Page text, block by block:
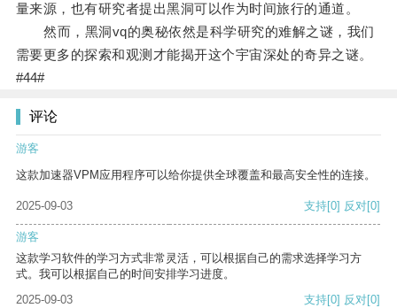
量来源，也有研究者提出黑洞可以作为时间旅行的通道。
然而，黑洞vq的奥秘依然是科学研究的难解之谜，我们
需要更多的探索和观测才能揭开这个宇宙深处的奇异之谜。
#44#
评论
游客
这款加速器VPM应用程序可以给你提供全球覆盖和最高安全性的连接。
2025-09-03 支持[0] 反对[0]
游客
这款学习软件的学习方式非常灵活，可以根据自己的需求选择学习方
式。我可以根据自己的时间安排学习进度。
2025-09-03
支持[0] 反对[0]